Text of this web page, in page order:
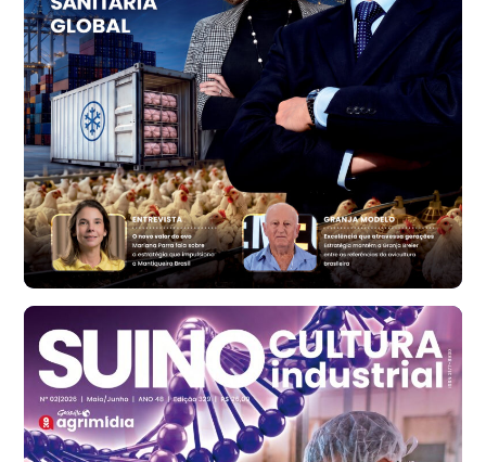
t
Trigo Atacado - Regional
RS
R$ 1.314,61
t
Ovo Vermelho - Regional
Vermelho
R$ 171,61
cx
Ovo Branco - Regional
R$ 140,74
cx
Ovo Branco - Regional
Recife (PE)
R$ 147,74